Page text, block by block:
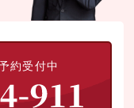
約受付中